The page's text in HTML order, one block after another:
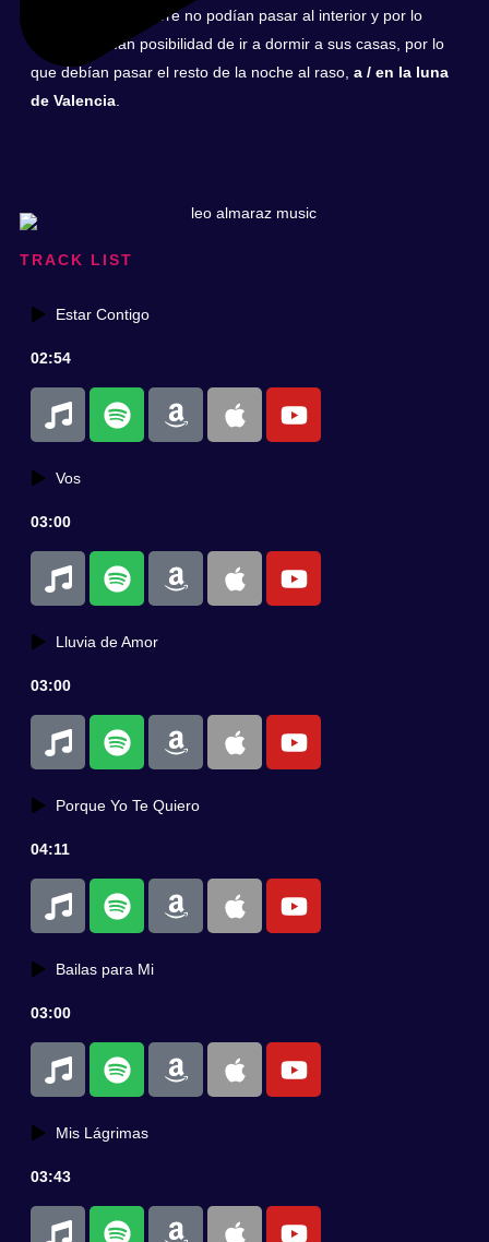
llegaban tras el cierre no podían pasar al interior y por lo
tanto no tenían posibilidad de ir a dormir a sus casas, por lo
que debían pasar el resto de la noche al raso, a / en la luna
de Valencia
TRACK LIST
Estar Contigo
02:54
Vos
03:00
Lluvia de Amor
03:00
Porque Yo Te Quiero
04:11
Bailas para Mi
03:00
Mis Lágrimas
03:43